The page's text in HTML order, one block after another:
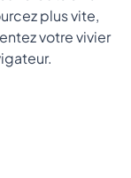
plus vite,
votre vivier